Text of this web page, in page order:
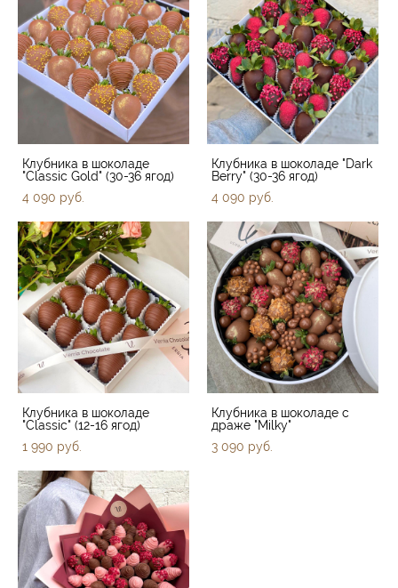
Клубника в шоколаде
"Classic Gold" (30-36 ягод)
4 090 pуб.
Клубника в шоколаде "Dark
Berry" (30-36 ягод)
4 090 pуб.
Клубника в шоколаде
"Classic" (12-16 ягод)
1 990 pуб.
Клубника в шоколаде с
драже "Milky"
3 090 pуб.